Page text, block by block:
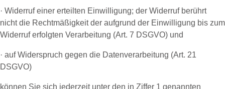
· Widerruf einer erteilten Einwilligung; der Widerruf berührt
nicht die Rechtmäßigkeit der aufgrund der Einwilligung bis zum
Widerruf erfolgten Verarbeitung (Art. 7 DSGVO) und
· auf Widerspruch gegen die Datenverarbeitung (Art. 21
DSGVO)
können Sie sich jederzeit unter den in Ziffer 1 genannten